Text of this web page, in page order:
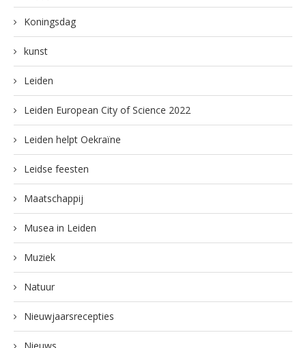
Koningsdag
kunst
Leiden
Leiden European City of Science 2022
Leiden helpt Oekraïne
Leidse feesten
Maatschappij
Musea in Leiden
Muziek
Natuur
Nieuwjaarsrecepties